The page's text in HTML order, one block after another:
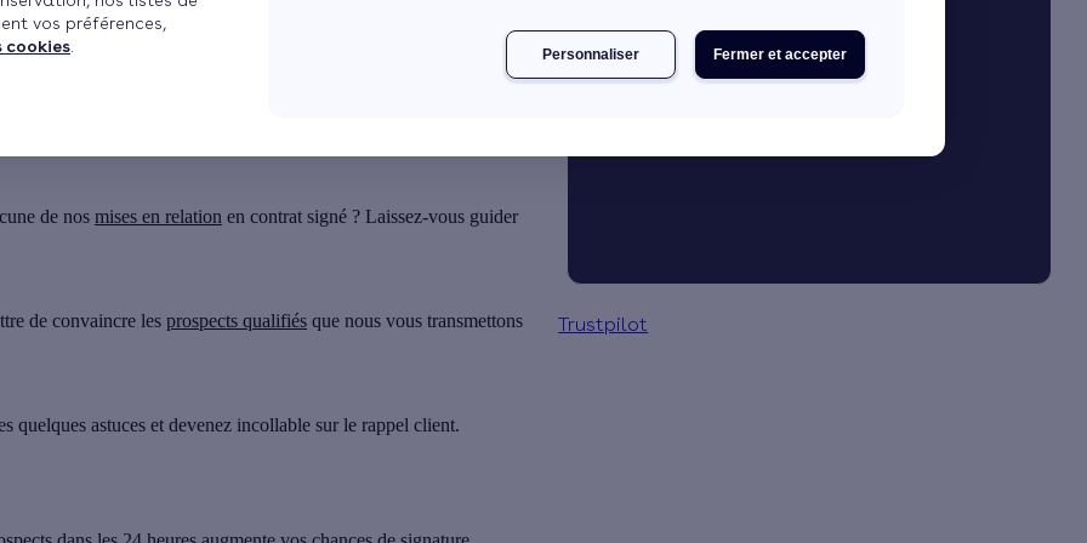
vos préférences,
cookies Fermer et accepter
Personnaliser
de nos mises en relation en contrat signé ? Laissez-vous guider
de convaincre les prospects qualifiés que nous vous transmettons
quelques astuces et devenez incollable sur le rappel client.
Je booste mon activité
Trustpilot